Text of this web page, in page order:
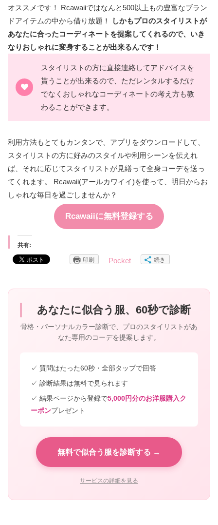
オススメです！ Rcawaiiではなんと500以上もの豊富なブラン
ドアイテムの中から借り放題！
しかもプロのスタイリストが
あなたに合ったコーディネートを提案してくれるので、いき
なりおしゃれに変身することが出来るんです！
スタイリストの方に直接連絡してアドバイスを
貰うことが出来るので、ただレンタルするだけ
でなくおしゃれなコーディネートの考え方も教
わることができます。
利用方法もとてもカンタンで、アプリをダウンロードして、
スタイリストの方に好みのスタイルや利用シーンを伝えれ
ば、それに応じてスタイリストが見繕って全身コーデを送っ
てくれます。 Rcawaii(アールカワイイ)を使って、明日からお
しゃれな毎日を過ごしませんか？
Rcawaiiに無料登録する
共有:
印刷 Pocket 続き
あなたに似合う服、60秒で診断
骨格・パーソナルカラー診断で、プロのスタイリストがあ
なた専用のコーデを提案します。
✓ 質問はたった60秒・全部タップで回答
✓ 診断結果は無料で見られます
✓ 結果ページから登録で5,000円分のお洋服購入ク
ーポンプレゼント
無料で似合う服を診断する →
サービスの詳細を見る